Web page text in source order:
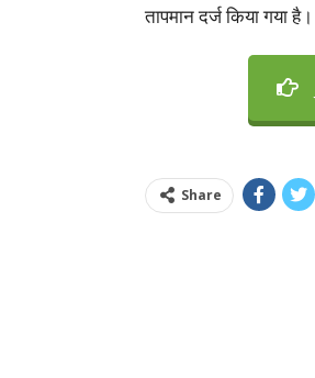
तापमान दर्ज किया गया है।
Share